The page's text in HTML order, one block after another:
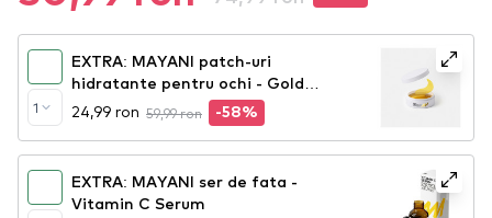
1
EXTRA: MAYANI patch-uri
hidratante pentru ochi - Gold
Hydrating Eye Patches
24,99 ron 59,99 ron -58%
EXTRA: MAYANI ser de fata -
Vitamin C Serum